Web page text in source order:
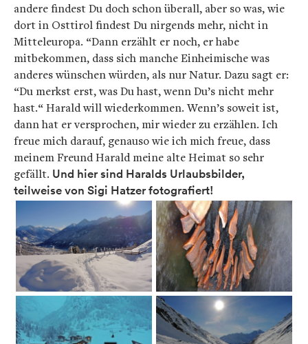
andere findest Du doch schon überall, aber so was, wie
dort in Osttirol findest Du nirgends mehr, nicht in
Mitteleuropa. “Dann erzählt er noch, er habe
mitbekommen, dass sich manche Einheimische was
anderes wünschen würden, als nur Natur. Dazu sagt er:
“Du merkst erst, was Du hast, wenn Du’s nicht mehr
hast.“ Harald will wiederkommen. Wenn’s soweit ist,
dann hat er versprochen, mir wieder zu erzählen. Ich
freue mich darauf, genauso wie ich mich freue, dass
meinem Freund Harald meine alte Heimat so sehr
gefällt. Und hier sind Haralds Urlaubsbilder,
teilweise von Sigi Hatzer fotografiert!